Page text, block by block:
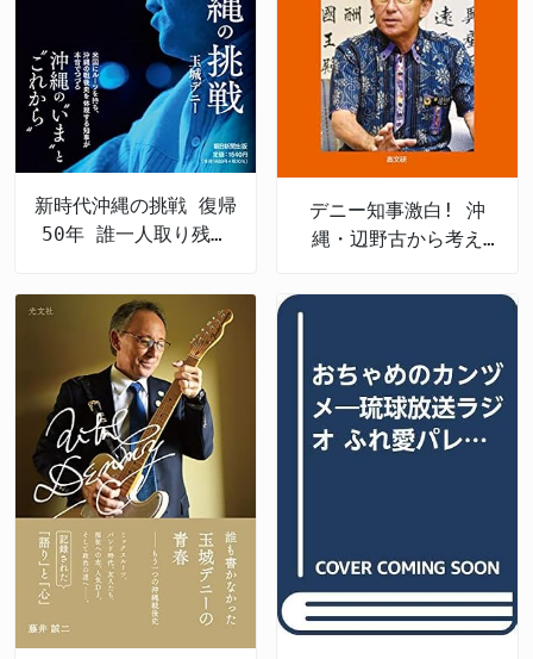
新時代沖縄の挑戦 復帰
50年 誰一人取り残さ
デニー知事激白! 沖
縄・辺野古から考え